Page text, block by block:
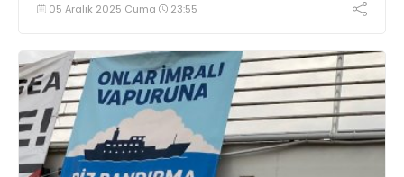
05 Aralık 2025 Cuma 23:55